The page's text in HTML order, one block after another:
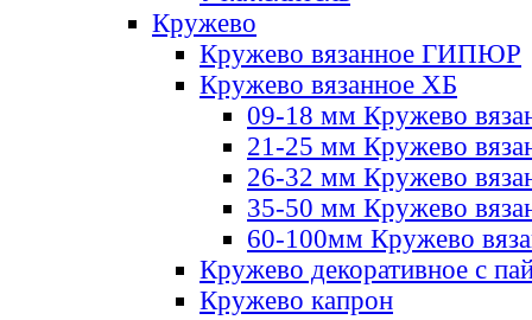
Кружево
Кружево вязанное ГИПЮР
Кружево вязанное ХБ
09-18 мм Кружево
21-25 мм Кружево
26-32 мм Кружево
35-50 мм Кружево
60-100мм Кружево
Кружево декоративное с
Кружево капрон